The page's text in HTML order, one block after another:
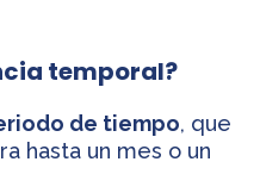
temporal?
de tiempo, que
hasta un mes o un